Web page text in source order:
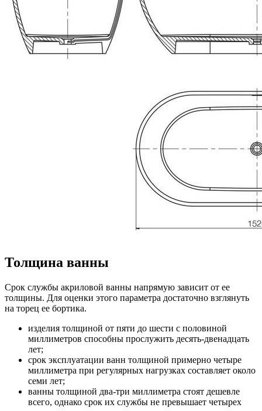
Толщина ванны
Срок службы акриловой ванны напрямую зависит от ее
толщины. Для оценки этого параметра достаточно взглянуть
на торец ее бортика.
изделия толщиной от пяти до шести с половиной
миллиметров способны прослужить десять-двенадцать
лет;
срок эксплуатации ванн толщиной примерно четыре
миллиметра при регулярных нагрузках составляет около
семи лет;
ванны толщиной два-три миллиметра стоят дешевле
всего, однако срок их службы не превышает четырех